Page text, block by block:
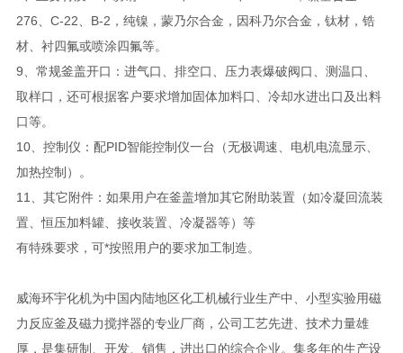
276、C-22、B-2，纯镍，蒙乃尔合金，因科乃尔合金，钛材，锆
材、衬四氟或喷涂四氟等。
9、常规釜盖开口：进气口、排空口、压力表爆破阀口、测温口、
取样口，还可根据客户要求增加固体加料口、冷却水进出口及出料
口等。
10、控制仪：配PID智能控制仪一台（无极调速、电机电流显示、
加热控制）。
11、其它附件：如果用户在釜盖增加其它附助装置（如冷凝回流装
置、恒压加料罐、接收装置、冷凝器等）等
有特殊要求，可*按照用户的要求加工制造。
威海环宇化机为中国内陆地区化工机械行业生产中、小型实验用磁
力反应釜及磁力搅拌器的专业厂商，公司工艺先进、技术力量雄
厚，是集研制、开发、销售，进出口的综合企业。集多年的生产设